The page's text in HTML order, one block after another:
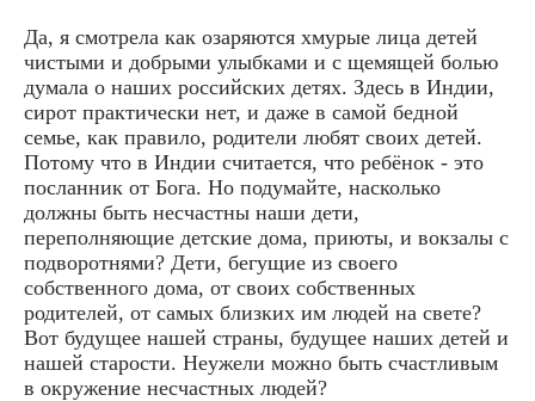
Да, я смотрела как озаряются хмурые лица детей
чистыми и добрыми улыбками и с щемящей болью
думала о наших российских детях. Здесь в Индии,
сирот практически нет, и даже в самой бедной
семье, как правило, родители любят своих детей.
Потому что в Индии считается, что ребёнок - это
посланник от Бога. Но подумайте, насколько
должны быть несчастны наши дети,
переполняющие детские дома, приюты, и вокзалы с
подворотнями? Дети, бегущие из своего
собственного дома, от своих собственных
родителей, от самых близких им людей на свете?
Вот будущее нашей страны, будущее наших детей и
нашей старости. Неужели можно быть счастливым
в окружение несчастных людей?